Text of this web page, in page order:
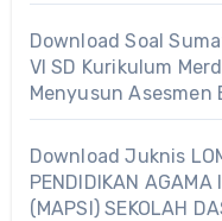
Download Soal
VI SD Kurikulum
Menyusun Asesmen
Download Juknis
PENDIDIKAN AGAMA
(MAPSI) SEKOLAH